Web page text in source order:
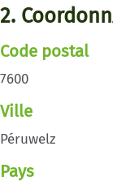
2.
Code postal
7600
Ville
Péruwelz
Pays